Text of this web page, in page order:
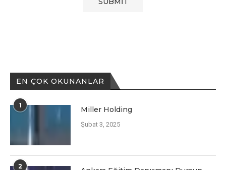
EN ÇOK OKUNANLAR
1 Miller Holding
Şubat 3, 2025
2